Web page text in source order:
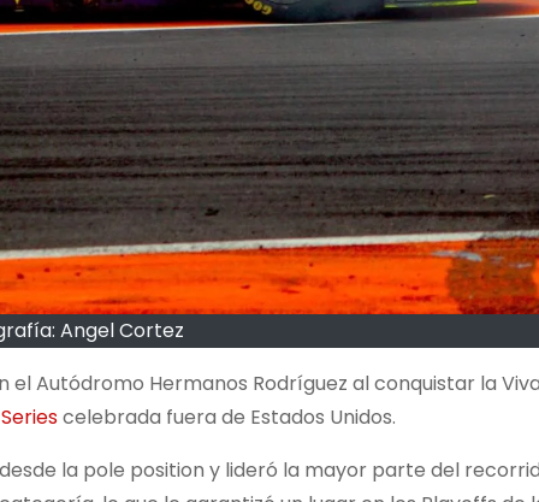
Angel Cortez
el Autódromo Hermanos Rodríguez al conquistar la
celebrada fuera de Estados Unidos.
la pole position y lideró la mayor parte del